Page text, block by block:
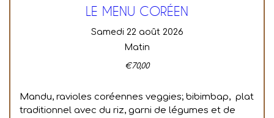
LE MENU CORÉEN
samedi 22 août 2026
Matin
€70,00
Mandu, ravioles coréennes veggies; bibimbap, plat
traditionnel avec du riz, garni de légumes et de